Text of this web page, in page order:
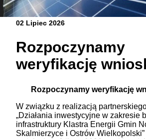
02 Lipiec 2026
Rozpoczynamy
weryfikację
Rozpoczynamy weryfikację
W związku z realizacją
„Działania inwestycyjne w zakresie
infrastruktury Klastra Energii Gmin
Skalmierzyce i Ostrów